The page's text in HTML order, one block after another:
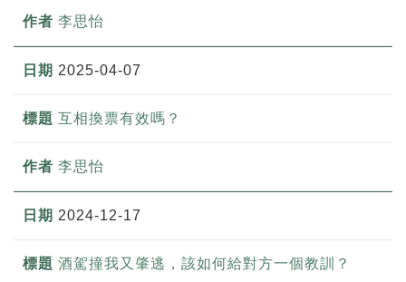
李思怡
2025-04-07
互相換票有效嗎？
李思怡
2024-12-17
酒駕撞我又肇逃，該如何給對方一個教訓？